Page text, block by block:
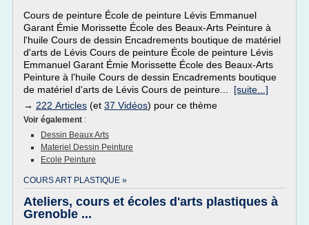
Cours de peinture École de peinture Lévis Emmanuel
Garant Émie Morissette École des Beaux-Arts Peinture à
l'huile Cours de dessin Encadrements boutique de matériel
d'arts de Lévis Cours de peinture École de peinture Lévis
Emmanuel Garant Émie Morissette École des Beaux-Arts
Peinture à l'huile Cours de dessin Encadrements boutique
de matériel d'arts de Lévis Cours de peinture... [suite...]
→ 222 Articles (et 37 Vidéos) pour ce thème
Voir également :
Dessin Beaux Arts
Materiel Dessin Peinture
Ecole Peinture
COURS ART PLASTIQUE »
Ateliers, cours et écoles d'arts plastiques à
Grenoble ...